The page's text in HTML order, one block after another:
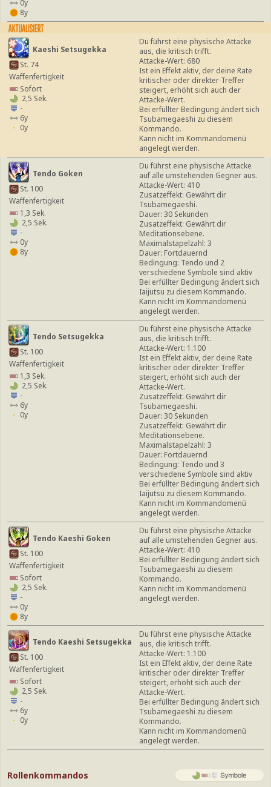
0y
8y
Kaeshi Setsugekka
St. 74
Waffenfertigkeit
Sofort
2,5 Sek.
-
6y
0y
Du führst eine physische Attacke
aus, die kritisch trifft.
Attacke-Wert: 680
Ist ein Effekt aktiv, der deine Rate
kritischer oder direkter Treffer
steigert, erhöht sich auch der
Attacke-Wert.
Bei erfüllter Bedingung ändert sich
Tsubamegaeshi zu diesem
Kommando.
Kann nicht im Kommandomenü
angelegt werden.
Tendo Goken
St. 100
Waffenfertigkeit
1,3 Sek.
2,5 Sek.
-
0y
8y
Du führst eine physische Attacke
auf alle umstehenden Gegner aus.
Attacke-Wert: 410
Zusatzeffekt: Gewährt dir
Tsubamegaeshi.
Dauer: 30 Sekunden
Zusatzeffekt: Gewährt dir
Meditationsebene.
Maximalstapelzahl: 3
Dauer: Fortdauernd
Bedingung: Tendo und 2
verschiedene Symbole sind aktiv
Bei erfüllter Bedingung ändert sich
Iaijutsu zu diesem Kommando.
Kann nicht im Kommandomenü
angelegt werden.
Tendo Setsugekka
St. 100
Waffenfertigkeit
1,3 Sek.
2,5 Sek.
-
6y
0y
Du führst eine physische Attacke
aus, die kritisch trifft.
Attacke-Wert: 1.100
Ist ein Effekt aktiv, der deine Rate
kritischer oder direkter Treffer
steigert, erhöht sich auch der
Attacke-Wert.
Zusatzeffekt: Gewährt dir
Tsubamegaeshi.
Dauer: 30 Sekunden
Zusatzeffekt: Gewährt dir
Meditationsebene.
Maximalstapelzahl: 3
Dauer: Fortdauernd
Bedingung: Tendo und 3
verschiedene Symbole sind aktiv
Bei erfüllter Bedingung ändert sich
Iaijutsu zu diesem Kommando.
Kann nicht im Kommandomenü
angelegt werden.
Tendo Kaeshi Goken
St. 100
Waffenfertigkeit
Sofort
2,5 Sek.
-
0y
8y
Du führst eine physische Attacke
auf alle umstehenden Gegner aus.
Attacke-Wert: 410
Bei erfüllter Bedingung ändert sich
Tsubamegaeshi zu diesem
Kommando.
Kann nicht im Kommandomenü
angelegt werden.
Tendo Kaeshi Setsugekka
St. 100
Waffenfertigkeit
Sofort
2,5 Sek.
-
6y
0y
Du führst eine physische Attacke
aus, die kritisch trifft.
Attacke-Wert: 1.100
Ist ein Effekt aktiv, der deine Rate
kritischer oder direkter Treffer
steigert, erhöht sich auch der
Attacke-Wert.
Bei erfüllter Bedingung ändert sich
Tsubamegaeshi zu diesem
Kommando.
Kann nicht im Kommandomenü
angelegt werden.
Rollenkommandos